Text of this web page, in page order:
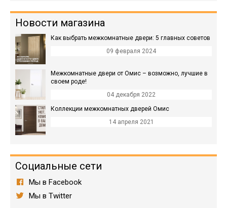
Новости магазина
Как выбрать межкомнатные двери: 5 главных советов
09 февраля 2024
Межкомнатные двери от Омис – возможно, лучшие в
своем роде!
04 декабря 2022
Коллекции межкомнатных дверей Омис
14 апреля 2021
Социальные сети
Мы в Facebook
Мы в Twitter